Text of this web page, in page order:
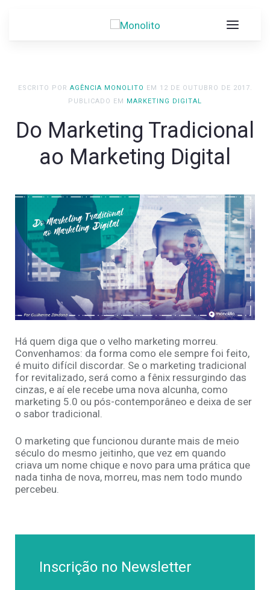
ESCRITO POR AGÊNCIA MONOLITO EM 12 DE OUTUBRO DE 2017.
PUBLICADO EM MARKETING DIGITAL
Do Marketing Tradicional
ao Marketing Digital
Há quem diga que o velho marketing morreu.
Convenhamos: da forma como ele sempre foi feito,
é muito difícil discordar. Se o marketing tradicional
for revitalizado, será como a fênix ressurgindo das
cinzas, e aí ele recebe uma nova alcunha, como
marketing 5.0 ou pós-contemporâneo e deixa de ser
o sabor tradicional.
O marketing que funcionou durante mais de meio
século do mesmo jeitinho, que vez em quando
criava um nome chique e novo para uma prática que
nada tinha de nova, morreu, mas nem todo mundo
percebeu.
Inscrição no Newsletter